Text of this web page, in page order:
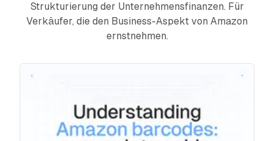
Preise
Strukturierung der Unternehmensfinanzen. Für
Verkäufer, die den Business-Aspekt von Amazon
ernstnehmen.